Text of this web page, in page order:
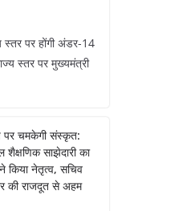
स्तर पर होंगी अंडर-14
स्तर पर मुख्यमंत्री
पर चमकेगी संस्कृत:
शैक्षणिक साझेदारी का
किया नेतृत्व, सचिव
की राजदूत से अहम